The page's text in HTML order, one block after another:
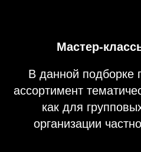
Мастер-
В данной подборке
ассортимент
как для
организации